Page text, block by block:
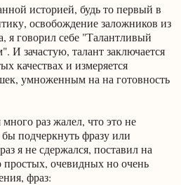
историей, будь то первый в
освобождение заложников из
я говорил себе "Талантливый
И зачастую, талант заключается
качествах и измеряется
умноженным на на готовность
раз жалел, что это не
подчеркнуть фразу или
я не сдержался, поставил на
простых, очевидных но очень
фраз: